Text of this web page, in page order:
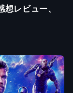
想レビュー、